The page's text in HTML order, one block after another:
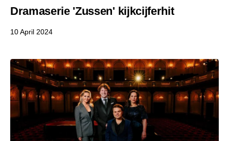
Dramaserie 'Zussen' kijkcijferhit
10 April 2024